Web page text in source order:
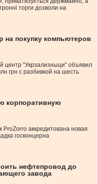
торги дозволи на
на покупку компьютеров
“Укрзализныци” объявил
грн с разбивкой на шесть
корпоративную
ProZorro аккредитована новая
госконцерна
нефтепровод до
завода